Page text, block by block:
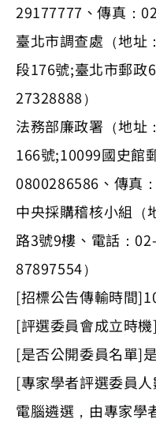
29177777、傳真：
臺北市調查處（地址
段176號;臺北市郵政
27328888）
法務部廉政署（地址
166號;10099國史館
0800286586、傳真
中央採購稽核小組（
路3號9樓、電話：
87897554）
[招標公告傳輸時間
[評選委員會成立時
[是否公開委員名單]是
[專家學者評選委員
電腦遴選，由專家學